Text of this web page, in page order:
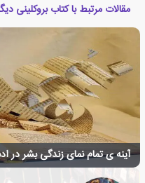
مقالات مرتبط با کتاب بروکلینی
آینه ی تمام نمای زندگی بشر در